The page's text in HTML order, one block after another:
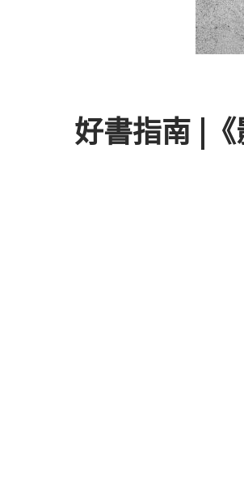
好書指南 |